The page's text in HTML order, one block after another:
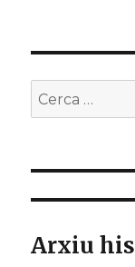
Buscar
per:
Arxiu